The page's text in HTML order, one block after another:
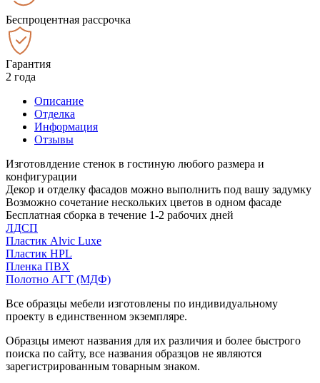
Беспроцентная рассрочка
Гарантия
2 года
Описание
Отделка
Информация
Отзывы
Изготовлдение стенок в гостиную любого размера и
конфигурации
Декор и отделку фасадов можно выполнить под вашу задумку
Возможно сочетание нескольких цветов в одном фасаде
Бесплатная сборка в течение 1-2 рабочих дней
ЛДСП
Пластик Alvic Luxe
Пластик HPL
Пленка ПВХ
Полотно АГТ (МДФ)
Все образцы мебели изготовлены по индивидуальному
проекту в единственном экземпляре.
Образцы имеют названия для их различия и более быстрого
поиска по сайту, все названия образцов не являются
зарегистрированным товарным знаком.